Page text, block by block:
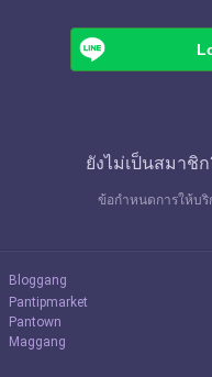
ยังไม่เป็นสมาชิก
ข้อกำหนดการให้บริ
Bloggang
Pantipmarket
Pantown
Maggang